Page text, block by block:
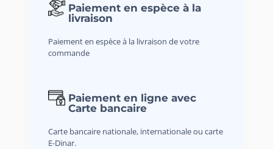
Paiement en espèce à la
livraison
Paiement en espèce à la livraison de votre
commande
Paiement en ligne avec
Carte bancaire
Carte bancaire nationale, internationale ou carte
E-Dinar.